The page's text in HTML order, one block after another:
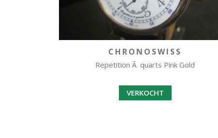
CHRONOSWISS
Repetition Ã quarts Pink Gold
VERKOCHT